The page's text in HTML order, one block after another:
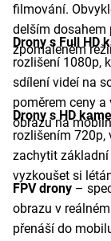
filmování.
delším dosahem
zpomaleném
Drony s Full HD
rozlišení 1080p,
sdílení videí na
poměrem ceny
obrazu na
Drony s HD
rozlišením 720p,
zachytit
vyzkoušet si
FPV drony –
obrazu v
přenáší do